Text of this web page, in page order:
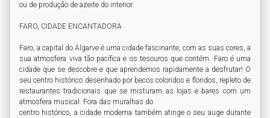
ou de produção de azeite do interior.
FARO, CIDADE ENCANTADORA
Faro, a capital do Algarve é uma cidade fascinante, com as suas cores, a
sua atmosfera viva tão pacífica e os tesouros que contém. Faro é uma
cidade que se descobre e que aprendemos rapidamente a desfrutar! O
seu centro histórico desenhado por becos coloridos e floridos, repleto de
restaurantes tradicionais que se misturam as lojas e bares com um
atmosfera musical. Fora das muralhas do
centro histórico, a cidade moderna também atinge o seu auge durante